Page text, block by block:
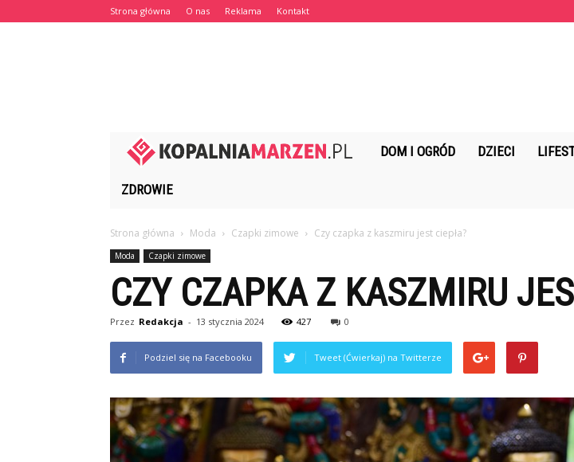
Strona główna O nas Reklama Kontakt
KopalniaMarzen.pl
DOM I OGRÓD DZIECI
ZDROWIE
Strona główna Moda Czapki zimowe Czy czapka z kaszmiru jest ciepła?
Moda Czapki zimowe
CZY CZAPKA Z KASZMIRU
Przez Redakcja - 13 stycznia 2024 427 0
Podziel się na Facebooku Tweet (Ćwierkaj) na Twitterze